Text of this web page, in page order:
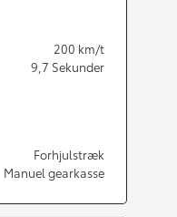
200 km/t
9,7 Sekunder
Forhjulstræk
Manuel gearkasse